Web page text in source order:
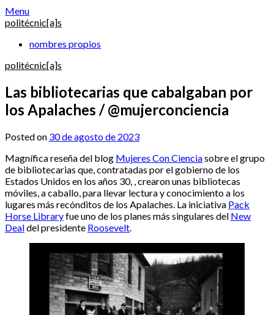
Skip
to
Menu
politécnic[a]s
nombres propios
politécnic[a]s
Las bibliotecarias que cabalgaban por
los Apalaches / @mujerconciencia
Posted on 30 de agosto de 2023
Magnífica reseña del blog Mujeres Con Cienciasobre el grupo
de bibliotecarias que, contratadas por el gobierno de los
Estados Unidos en los años 30, , crearon unas bibliotecas
móviles, a caballo, para llevar lectura y conocimiento a los
lugares más recónditos de los Apalaches. La iniciativa Pack
Horse Libraryfue uno de los planes más singulares del New
Dealdel presidente Roosevelt.